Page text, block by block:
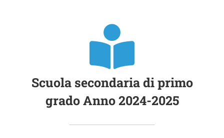
Scuola secondaria di primo
grado Anno 2024-2025